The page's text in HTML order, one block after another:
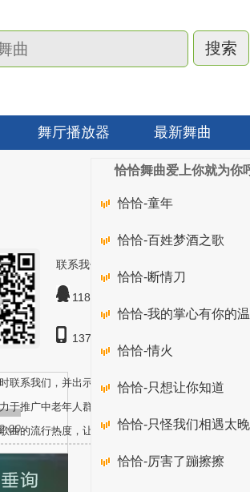
舞厅播放器 最新舞曲
恰恰舞曲爱上你就为你
恰恰-童年
恰恰-百姓梦酒之歌
恰恰-断情刀
恰恰-我的掌心有你的
恰恰-情火
恰恰-只想让你知道
恰恰-只怪我们相遇太晚
恰恰-厉害了蹦擦擦
联系我们
1189628
137127-57123
系我们，并出示版权或相关文档，我们将积极配合
推广中老年人群体健身舞蹈音乐、不同场合的表
的流行热度，让更多不同的人群传唱、喜爱，我